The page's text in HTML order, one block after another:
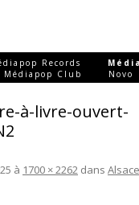
Records
Médiapop Club Novo
à-livre-ouvert-
à 1700 × 2262 dans